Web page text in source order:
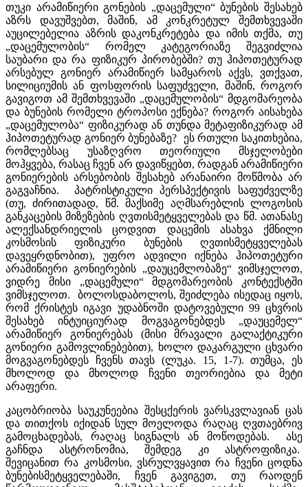
თუკი არამიწიერი გონების „დაცემული“ ბუნების შესახებ
აზრს დავუშვებთ, მაშინ, ამ კონკრეტულ შემთხვევაში
აუცილებელია აზრის დაკონკრეტება და იმის თქმა, თუ
„დაცემულობის“ რომელ კატეგორიაზე შეგვიძლია
საუბარი და რა ფიზიკურ პირობებში? თუ ჰიპოთეტურად
არსებულ გონიერ არამიწიერ სამყაროს აქვს, ვთქვათ,
სილიციუმის ან ფოსფორის საფუძველი, მაშინ, როგორ
გავიგოთ ამ შემთხვევაში „დაცემულობის“ მდგომარეობა
და ბუნების რომელი ტროპოსი ექნება? როგორ აისახება
„დაცემულობა“ ფიზიკურად ან თუნდა მეტაფიზიკურად ამ
ჰიპოთეტურად გონიერ ბუნებაზე? ეს რთული საკითხებია,
რომლებსაც უსაზღვრო თეორიული მსჯელობები
მოჰყვება, რასაც ჩვენ არ დავიწყებთ, რადგან არამიწიერი
გონიერების არსებობის შესახებ არანაირი მოწმობა არ
გაგვაჩნია. პატრისტიკული პერსპექტივის საფუძველზე
(თუ, ძირითადად, წმ. მაქსიმე აღმსარებლის ლოგოსის
განკაცების მიზეზების ღვთისმეტყველებას და წმ. ათანასე
ალექსანდრიელის ცოდვით დაცემის ასახვა ქმნილი
კოსმოსის ფიზიკური ბუნების ღვთისმეტყველებას
დავეყრდნობით), უფრო ადვილი იქნება ჰიპოთეტური
არამიწიერი გონიერების „დაუცემლობაზე“ ვიმსჯელოთ,
ვიდრე მისი „დაცემული“ მდგომარეობის კონტექსტში
ვიმსჯელოთ. ბოლოსდაბოლოს, შეიძლება ისედაც იყოს,
რომ ქრისტეს იგავი უდაბნოში დატოვებული 99 ცხვრის
შესახებ ინტუიციურად მოგვაგონებდეს „დაუცემელ“
არამიწიერ გონიერებას (მისი მრავალი გალაქტიკური
გონიერი გამოვლინებებით), ხოლო დაკარგული ცხვარი
მოგვაგონებდეს ჩვენს თავს (ლუკა. 15, 1-7). თუმცა, ეს
მხოლოდ და მხოლოდ ჩვენი თეორიებია და მეტი
არაფერი.
კაცობრიობა საუკუნეებია შესცქერის ვარსკვლავიან ცას
და თითქოს იქიდან სულ მოელოდა რაღაც ღვთაებრივ
გამოცხადებას, რაღაც სიგნალს ან მოწოდებას. ასე
გაჩნდა ასტრონომია, შემდეგ კი ასტროფიზიკა.
შევიცანით რა კოსმოსი, ვსრულვყავით რა ჩვენი ცოდნა
ბუნებისმეტყველებაში, ჩვენ გავიგეთ, თუ რაოდენ